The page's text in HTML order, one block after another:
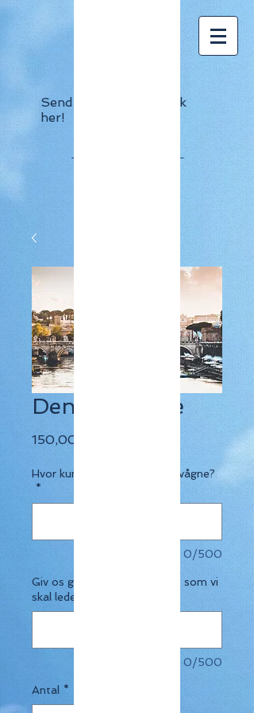
Send os en besked, klik
her!
- Travel More, Pay Less -
Den kulturelle
150,00 €
Hvor kunne du tænke dig at vågne?
*
0/500
Giv os gerne et cirka budget, som vi
skal lede inden for. (valgfrit)
0/500
Antal *